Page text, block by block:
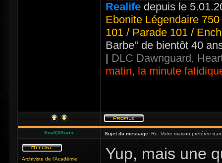
Realife depuis le
Ebonite Légendaire
101 / Parade 101 /
Barbe" de bientôt 40
| DLC Dawnguard,
matin, la minute
SoulOfSorin Sujet du message: Re: Votre maison préférée
Archiviste de l'Académie
Yup, mais une